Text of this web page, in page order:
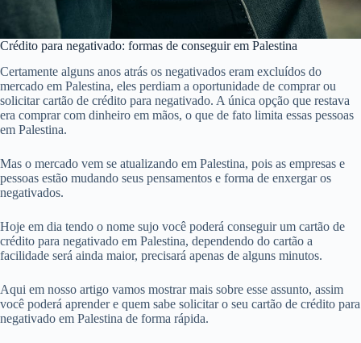
Crédito para negativado: formas de conseguir em Palestina
Certamente alguns anos atrás os negativados eram excluídos do
mercado em Palestina, eles perdiam a oportunidade de comprar ou
solicitar cartão de crédito para negativado. A única opção que restava
era comprar com dinheiro em mãos, o que de fato limita essas pessoas
em Palestina.
Mas o mercado vem se atualizando em Palestina, pois as empresas e
pessoas estão mudando seus pensamentos e forma de enxergar os
negativados.
Hoje em dia tendo o nome sujo você poderá conseguir um cartão de
crédito para negativado em Palestina, dependendo do cartão a
facilidade será ainda maior, precisará apenas de alguns minutos.
Aqui em nosso artigo vamos mostrar mais sobre esse assunto, assim
você poderá aprender e quem sabe solicitar o seu cartão de crédito para
negativado em Palestina de forma rápida.